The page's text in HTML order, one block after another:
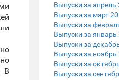
В
Выпуски за апрель
Выпуски за март
Выпуски за
Выпуски за январь
Выпуски за
Выпуски за ноябрь
Выпуски за
Выпуски за